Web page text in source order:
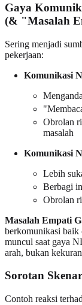
Gaya
(& "Masalah
Sering menjadi
pekerjaan:
Komunikasi
Obrolan
masalah
Komunikasi
Lebih
Berbagi
Obrolan
Masalah Empati
berkomunikasi baik
muncul saat gaya
arah, bukan
Sorotan
Contoh reaksi